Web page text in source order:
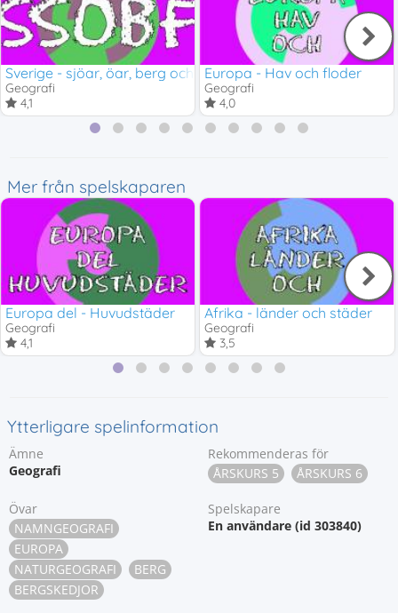
Sverige - sjöar, öar, berg och floder
Geografi
4,1
Europa - Hav och floder
Geografi
4,0
Mer från spelskaparen
Europa del - Huvudstäder
Geografi
4,1
Afrika - länder och städer
Geografi
3,5
Ytterligare spelinformation
Ämne
Geografi
Rekommenderas för
ÅRSKURS 5
ÅRSKURS 6
Övar
NAMNGEOGRAFI
EUROPA
NATURGEOGRAFI
BERG
BERGSKEDJOR
Spelskapare
En användare (id 303840)